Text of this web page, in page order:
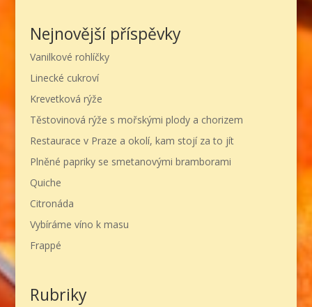
Nejnovější příspěvky
Vanilkové rohlíčky
Linecké cukroví
Krevetková rýže
Těstovinová rýže s mořskými plody a chorizem
Restaurace v Praze a okolí, kam stojí za to jít
Plněné papriky se smetanovými bramborami
Quiche
Citronáda
Vybíráme víno k masu
Frappé
Rubriky